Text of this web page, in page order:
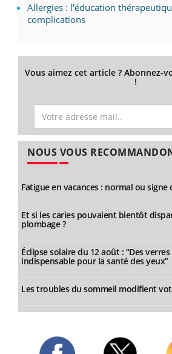
Allergies : l'éducation
complications
Vous aimez cet article ? Abonnez-
!
NOUS VOUS
Fatigue en vacances : normal ou signe
Et si les caries pouvaient bientôt
plombage ?
Éclipse solaire du 12 août : “Des
indispensable pour la santé des yeux”
Les troubles du sommeil modifient